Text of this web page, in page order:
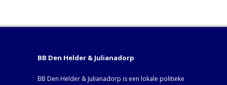
BB Den Helder & Julianadorp
BB Den Helder & Julianadorp is een lokale politieke